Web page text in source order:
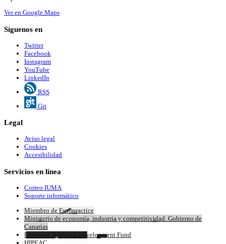
Ver en Google Maps
Síguenos en
Twitter
Facebook
Instagram
YouTube
LinkedIn
RSS
Git
Legal
Aviso legal
Cookies
Accesibilidad
Servicios en línea
Correo IUMA
Soporte informático
Miembro de Europractice
Ministerio de economía, industria y competitividad. Gobierno de
Canarias
European Regional Development Fund